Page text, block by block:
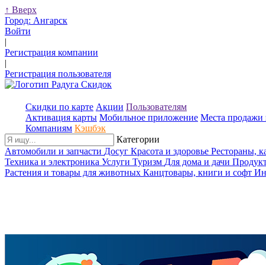
↑ Вверх
Город: Ангарск
Войти
|
Регистрация компании
|
Регистрация пользователя
Скидки по карте Акции Пользователям
Активация карты Мобильное приложение Места продажи
Компаниям Кэшбэк
Категории
Автомобили и запчасти Досуг Красота и здоровье Рестораны,
Техника и электроника Услуги Туризм Для дома и дачи
Растения и товары для животных Канцтовары, книги и софт